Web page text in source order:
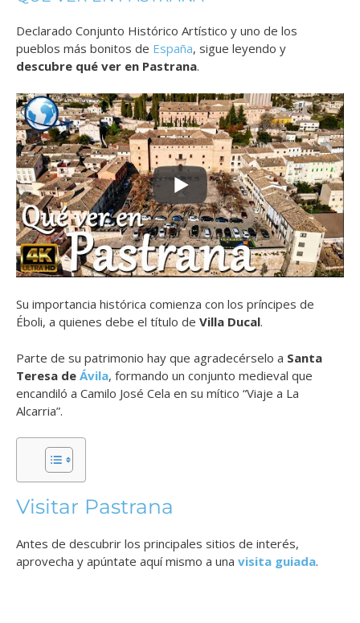
Declarado Conjunto Histórico Artístico y uno de los
pueblos más bonitos de España, sigue leyendo y
descubre qué ver en Pastrana.
Su importancia histórica comienza con los príncipes de
Éboli, a quienes debe el título de Villa Ducal.
Parte de su patrimonio hay que agradecérselo a Santa
Teresa de Ávila, formando un conjunto medieval que
encandiló a Camilo José Cela en su mítico “Viaje a La
Alcarria”.
Visitar Pastrana
Antes de descubrir los principales sitios de interés,
aprovecha y apúntate aquí mismo a una visita guiada.